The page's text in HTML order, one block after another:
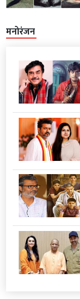
मनोरंजन